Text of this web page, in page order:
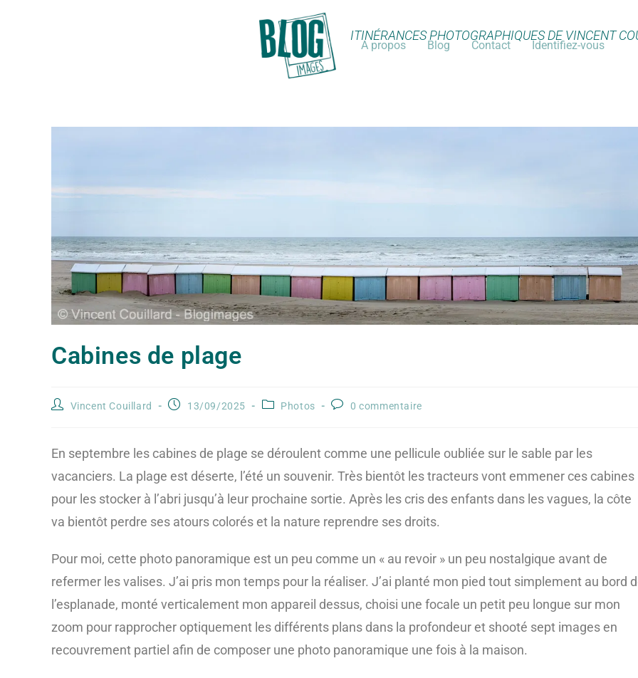
ITINÉRANCES PHOTOGRAPHIQUES DE VINCENT
A propos Blog Contact Identifiez-vous
Cabines de plage
Vincent Couillard 13/09/2025 Photos 0 commentaire
En septembre les cabines de plage se déroulent comme une pellicule oubliée sur le sable par les
vacanciers. La plage est déserte, l’été un souvenir. Très bientôt les tracteurs vont emmener ces cabines
pour les stocker à l’abri jusqu’à leur prochaine sortie. Après les cris des enfants dans les vagues, la côte
va bientôt perdre ses atours colorés et la nature reprendre ses droits.
Pour moi, cette photo panoramique est un peu comme un « au revoir » un peu nostalgique avant de
refermer les valises. J’ai pris mon temps pour la réaliser. J’ai planté mon pied tout simplement au bord
l’esplanade, monté verticalement mon appareil dessus, choisi une focale un petit peu longue sur mon
zoom pour rapprocher optiquement les différents plans dans la profondeur et shooté sept images en
recouvrement partiel afin de composer une photo panoramique une fois à la maison.